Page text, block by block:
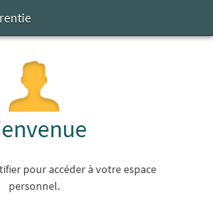
pour accéder à votre espace
personnel.